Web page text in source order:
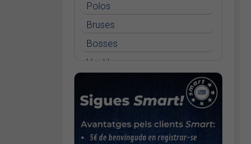
Polos
Bruses
Bosses
Vestits
Jerseis
Jaquetes
Accessoris